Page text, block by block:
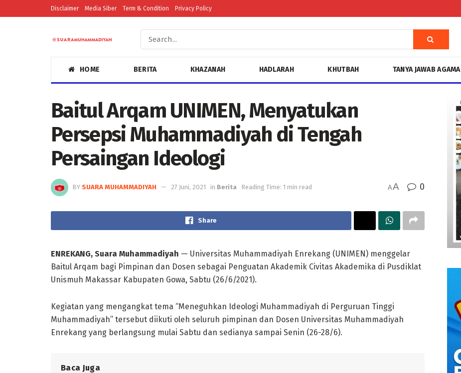
Disclaimer Media Siber Term & Condition Privacy Policy
HOME BERITA KHAZANAH HADLARAH KHUTBAH TANYA JAWAB AGAMA
Baitul Arqam UNIMEN, Menyatukan
Persepsi Muhammadiyah di Tengah
Persaingan Ideologi
BY SUARA MUHAMMADIYAH 27 Juni, 2021 in Berita Reading Time: 1 min read AA 0
Share
ENREKANG, Suara Muhammadiyah — Universitas Muhammadiyah Enrekang (UNIMEN) menggelar
Baitul Arqam bagi Pimpinan dan Dosen sebagai Penguatan Akademik Civitas Akademika di Pusdiklat
Unismuh Makassar Kabupaten Gowa, Sabtu (26/6/2021).
Kegiatan yang mengangkat tema “Meneguhkan Ideologi Muhammadiyah di Perguruan Tinggi
Muhammadiyah” tersebut diikuti oleh seluruh pimpinan dan Dosen Universitas Muhammadiyah
Enrekang yang berlangsung mulai Sabtu dan sedianya sampai Senin (26-28/6).
Baca Juga